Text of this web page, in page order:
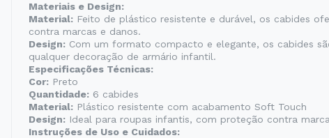
Materiais e Design:
Material: Feito de plástico resistente e durável, os cabides
contra marcas e danos.
Design: Com um formato compacto e elegante, os cabides
qualquer decoração de armário infantil.
Especificações Técnicas:
Cor: Preto
Quantidade: 6 cabides
Material: Plástico resistente com acabamento Soft Touch
Design: Ideal para roupas infantis, com proteção contra
Instruções de Uso e Cuidados: